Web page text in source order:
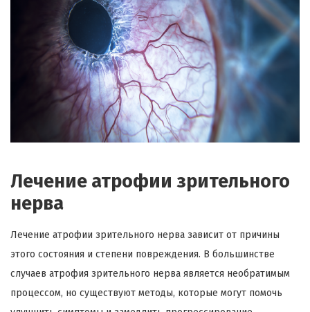
Лечение атрофии зрительного
нерва
Лечение атрофии зрительного нерва зависит от причины
этого состояния и степени повреждения. В большинстве
случаев атрофия зрительного нерва является необратимым
процессом, но существуют методы, которые могут помочь